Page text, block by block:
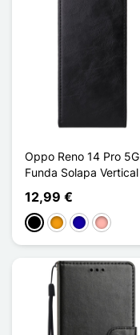
Oppo Reno 14 Pro 5G
Funda Solapa Vertical
12,99 €
NegroNaranjaAzul oscuro
Oro rosa